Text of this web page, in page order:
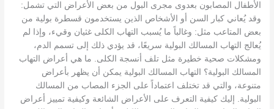
الأطفال المصابون بعدوى مجرى البول من بعض الأعراض التي تشمل:
وقد يُعاني كبار السن أو الأشخاص الذين يستخدمون قسطرة بولية من
بعض المتاعب مثل: وغالباً ما يُسبب التهاب الكلى غثيان وقيء، وإذا لم
يُعالج التهاب المسالك البولية سريعًا، قد يؤدي ذلك إلى تسمم الدم،
ومشكلات صحية خطيرة مثل تلف أنسجة الكلى. ما هي أعراض التهاب
المسالك البولية؟ التهاب المسالك البولية يمكن أن يظهر بأعراض
متنوعة، والتي قد تختلف اعتماداً على الجزء المصاب من المسالك
البولية. إليك كيفية التعرف على الأعراض الشائعة وكيفية تمييز أعراض